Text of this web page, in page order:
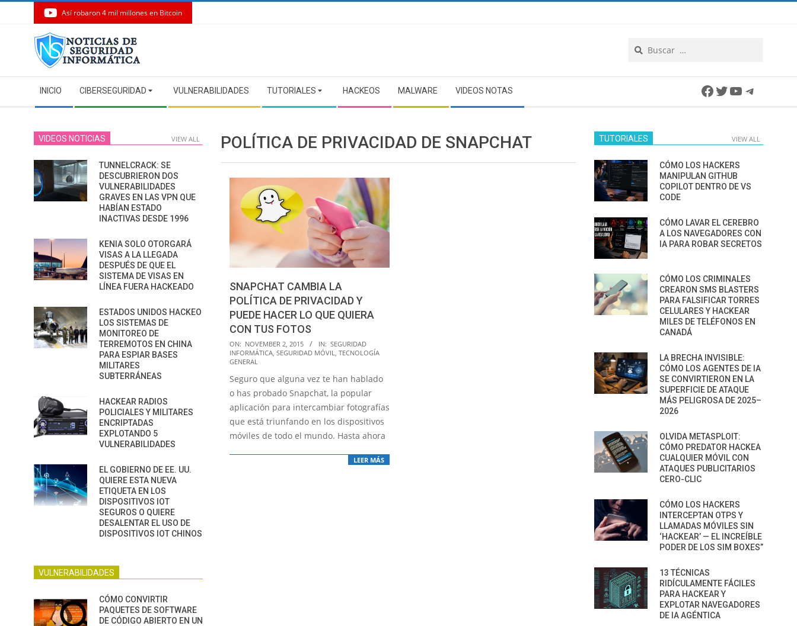
Así robaron 4 mil millones en Bitcoin
Navigation
Menu
INICIO CIBERSEGURIDAD VULNERABILIDADES TUTORIALES HACKEOS MALWARE VIDEOS NOTAS Facebook
Twitter
YouTube
POLÍTICA DE PRIVACIDAD DE SNAPCHAT
SNAPCHAT CAMBIA LA
POLÍTICA DE PRIVACIDAD Y
PUEDE HACER LO QUE QUIERA
CON TUS FOTOS
2015-
11-
ON: NOVEMBER 2, 2015 IN: SEGURIDAD
INFORMÁTICA SEGURIDAD MÓVIL
TECNOLOGÍA
GENERAL
Seguro que alguna vez te han hablado
o has probado Snapchat, la popular
aplicación para intercambiar fotografías
que está triunfando en los dispositivos
móviles de todo el mundo. Hasta ahora
LEER MÁS
VIDEOS NOTICIAS VIEW ALL
TUNNELCRACK: SE
DESCUBRIERON DOS
VULNERABILIDADES
GRAVES EN LAS VPN QUE
HABÍAN ESTADO
INACTIVAS DESDE 1996
KENIA SOLO OTORGARÁ
VISAS A LA LLEGADA
DESPUÉS DE QUE EL
SISTEMA DE VISAS EN
LÍNEA FUERA HACKEADO
ESTADOS UNIDOS HACKEO
LOS SISTEMAS DE
MONITOREO DE
TERREMOTOS EN CHINA
PARA ESPIAR BASES
MILITARES
SUBTERRÁNEAS
HACKEAR RADIOS
POLICIALES Y MILITARES
ENCRIPTADAS
EXPLOTANDO 5
VULNERABILIDADES
EL GOBIERNO DE EE. UU.
QUIERE ESTA NUEVA
ETIQUETA EN LOS
DISPOSITIVOS IOT
SEGUROS O QUIERE
DESALENTAR EL USO DE
DISPOSITIVOS IOT CHINOS
VULNERABILIDADES
CÓMO CONVIRTIR
PAQUETES DE SOFTWARE
DE CÓDIGO ABIERTO EN UN
TUTORIALES VIEW ALL
CÓMO LOS HACKERS
MANIPULAN GITHUB
COPILOT DENTRO DE VS
CODE
CÓMO LAVAR EL CEREBRO
A LOS NAVEGADORES CON
IA PARA ROBAR SECRETOS
CÓMO LOS CRIMINALES
CREARON SMS BLASTERS
PARA FALSIFICAR TORRES
CELULARES Y HACKEAR
MILES DE TELÉFONOS EN
CANADÁ
LA BRECHA INVISIBLE:
CÓMO LOS AGENTES DE IA
SE CONVIRTIERON EN LA
SUPERFICIE DE ATAQUE
MÁS PELIGROSA DE 2025–
2026
OLVIDA METASPLOIT:
CÓMO PREDATOR HACKEA
CUALQUIER MÓVIL CON
ATAQUES PUBLICITARIOS
CERO-CLIC
CÓMO LOS HACKERS
INTERCEPTAN OTPS Y
LLAMADAS MÓVILES SIN
‘HACKEAR’ — EL INCREÍBLE
PODER DE LOS SIM BOXES”
13 TÉCNICAS
RIDÍCULAMENTE FÁCILES
PARA HACKEAR Y
EXPLOTAR NAVEGADORES
DE IA AGÉNTICA